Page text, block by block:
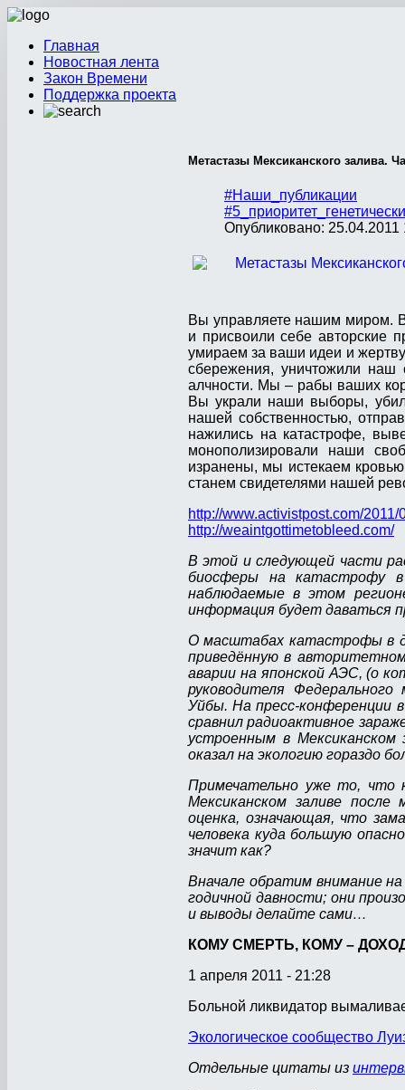
Главная
Новостная лента
Закон Времени
Поддержка проекта
Метастазы Мексиканского залива.
#Наши_публикации
Опубликовано: 25.04.2011
Вы управляете нашим миром.
и присвоили себе авторские
умираем за ваши идеи и
сбережения, уничтожили наш
алчности. Мы – рабы ваших
Вы украли наши выборы,
нашей собственностью,
нажились на катастрофе,
монополизировали наши
изранены, мы истекаем
станем свидетелями нашей
http://www.activistpost.com/
http://weaintgottimetobleed.com/
В этой и следующей части
биосферы на катастрофу
наблюдаемые в этом
информация будет даваться
О масштабах катастрофы в
приведённую в
аварии на японской АЭС, (о
руководителя Федерального
Уйбы. На пресс-конференции
сравнил радиоактивное
устроенным в Мексиканском
оказал на экологию гораздо
Примечательно уже то, что
Мексиканском заливе
оценка, означающая, что
человека куда большую
значит как?
Вначале обратим внимание
годичной давности; они
и выводы делайте сами…
КОМУ СМЕРТЬ, КОМУ –
1 апреля 2011 - 21:28
Больной ликвидатор
Экологическое сообщество
Отдельные цитаты из